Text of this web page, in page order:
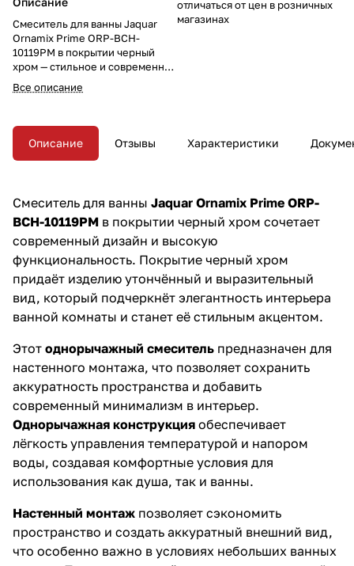
Смеситель для ванны Jaquar
Ornamix Prime ORP-BCH-
10119PM в покрытии черный
хром — стильное и современное
решение для вашей ванной
комнаты. Однорычажный
настенным монтажом добавляет
интерьеру выразительности и
подчёркивает элегантный
Все описание
отличаться от цен в розничных
магазинах
Описание Отзывы Характеристики
Смеситель для ванны Jaquar Ornamix Prime ORP-
BCH-10119PM в покрытии черный хром сочетает
современный дизайн и высокую
функциональность. Покрытие черный хром
придаёт изделию утончённый и выразительный
вид, который подчеркнёт элегантность интерьера
ванной комнаты и станет её стильным акцентом.
Этот однорычажный смеситель предназначен для
настенного монтажа, что позволяет сохранить
аккуратность пространства и добавить
современный минимализм в интерьер.
Однорычажная конструкция обеспечивает
лёгкость управления температурой и напором
воды, создавая комфортные условия для
использования как душа, так и ванны.
Настенный монтаж позволяет сэкономить
пространство и создать аккуратный внешний вид,
что особенно важно в условиях небольших ванных